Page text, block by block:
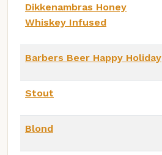
Dikkenambras Honey
Whiskey Infused
Barbers Beer Happy Holiday
Stout
Blond